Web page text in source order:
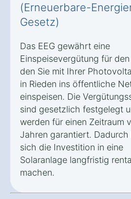
(Erneuerbare-
Gesetz)
Das EEG gewährt eine
Einspeisevergütung für
den Sie mit Ihrer
in Rieden ins öffentliche
einspeisen. Die
sind gesetzlich festgelegt
werden für einen Zeitraum
Jahren garantiert. Dadurch
sich die Investition in eine
Solaranlage langfristig
machen.